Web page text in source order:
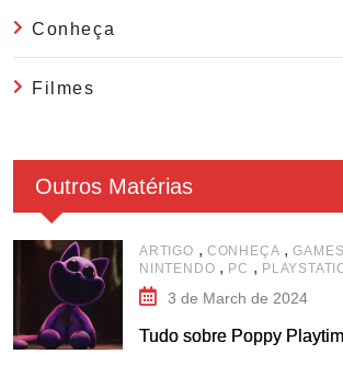
Conheça
Filmes
Outros Matérias
ARTIGO , CONHEÇA ,GAMES
NINTENDO , PC ,
3 de March de 2024
Tudo sobre Poppy